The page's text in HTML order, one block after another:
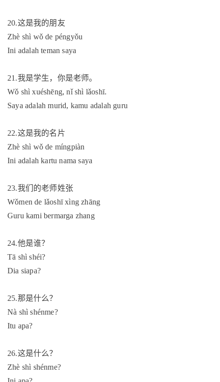
20.这是我的朋友
Zhè shì wǒ de péngyǒu
Ini adalah teman saya
21.我是学生，你是老师。
Wǒ shì xuéshēng, nǐ shì lǎoshī.
Saya adalah murid, kamu adalah guru
22.这是我的名片
Zhè shì wǒ de míngpiàn
Ini adalah kartu nama saya
23.我们的老师姓张
Wǒmen de lǎoshī xìng zhāng
Guru kami bermarga zhang
24.他是谁？
Tā shì shéi?
Dia siapa?
25.那是什么？
Nà shì shénme?
Itu apa?
26.这是什么？
Zhè shì shénme?